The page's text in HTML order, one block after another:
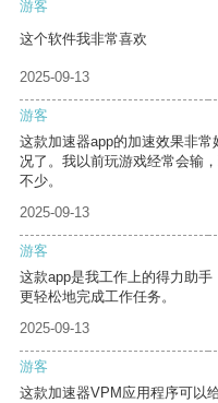
游客
这个软件我非常喜欢
2025-09-13
游客
这款加速器app的加速效果非
况了。我以前玩游戏经常会输
不少。
2025-09-13
游客
这款app是我工作上的得力助
更轻松地完成工作任务。
2025-09-13
游客
这款加速器VPM应用程序可以